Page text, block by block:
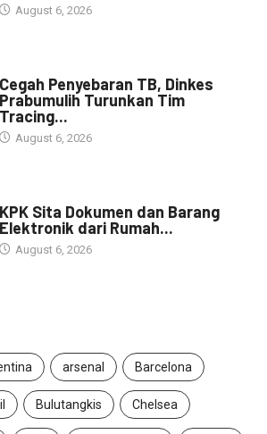
August 6, 2026
Cegah Penyebaran TB, Dinkes
Prabumulih Turunkan Tim
Tracing...
August 6, 2026
KPK Sita Dokumen dan Barang
Elektronik dari Rumah...
August 6, 2026
arsenal Barcelona
Bulutangkis Chelsea